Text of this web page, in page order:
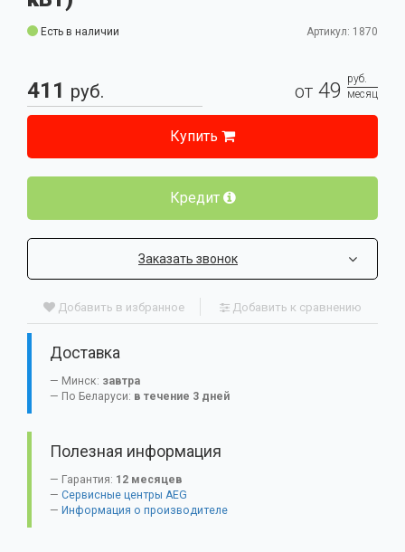
Есть в наличии Артикул: 1870
411 руб. от 49
руб.
месяц
Купить
Кредит
Заказать звонок
Добавить в избранное Добавить к сравнению
Доставка
Минск: завтра
По Беларуси: в течение 3 дней
Полезная информация
Гарантия: 12 месяцев
Сервисные центры AEG
Информация о производителе